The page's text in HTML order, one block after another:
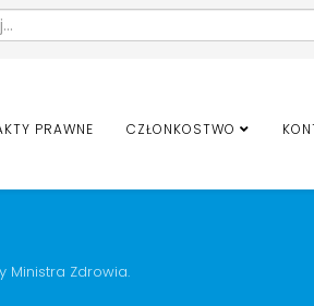
PRAWNE CZŁONKOSTWO
Ministra Zdrowia.